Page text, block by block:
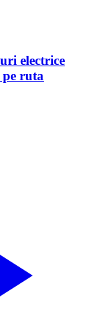
electrice
ruta